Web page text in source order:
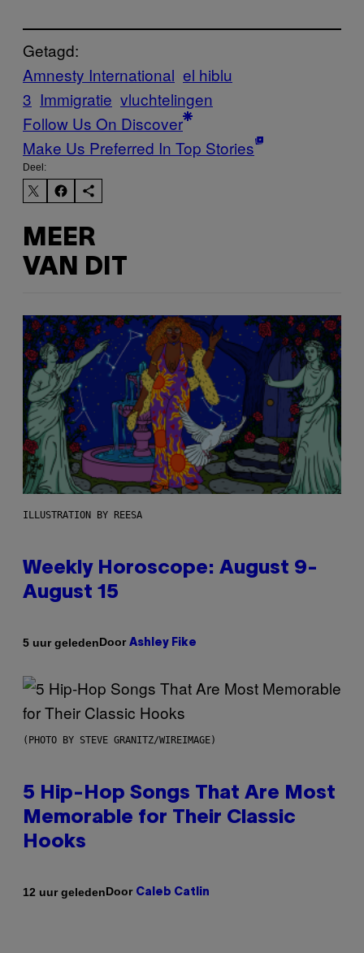
Getagd:
Amnesty International el hiblu
3 Immigratie vluchtelingen
Follow Us On Discover
Make Us Preferred In Top Stories
Deel:
MEER
VAN DIT
ILLUSTRATION BY REESA
Weekly Horoscope: August 9-
August 15
5 uur geledenDoor Ashley Fike
(PHOTO BY STEVE GRANITZ/WIREIMAGE)
5 Hip-Hop Songs That Are Most
Memorable for Their Classic
Hooks
12 uur geledenDoor Caleb Catlin